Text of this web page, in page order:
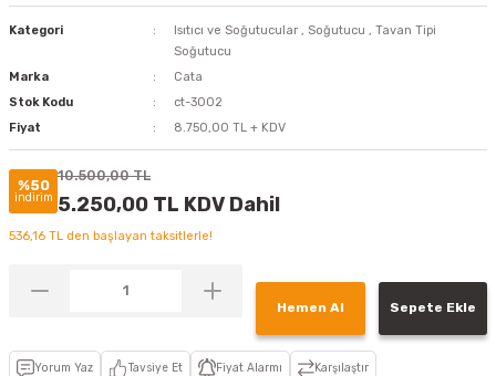
Kategori Isıtıcı ve Soğutucular , Soğutucu , Tavan Tipi
Soğutucu
Marka
Cata
Stok Kodu
ct-3002
Fiyat
8.750,00 TL + KDV
%50
indirim
10.500,00 TL
5.250,00 TL KDV Dahil
536,16 TL den başlayan taksitlerle!
Hemen Al Sepete Ekle
Yorum Yaz Tavsiye Et Fiyat Alarmı Karşılaştır